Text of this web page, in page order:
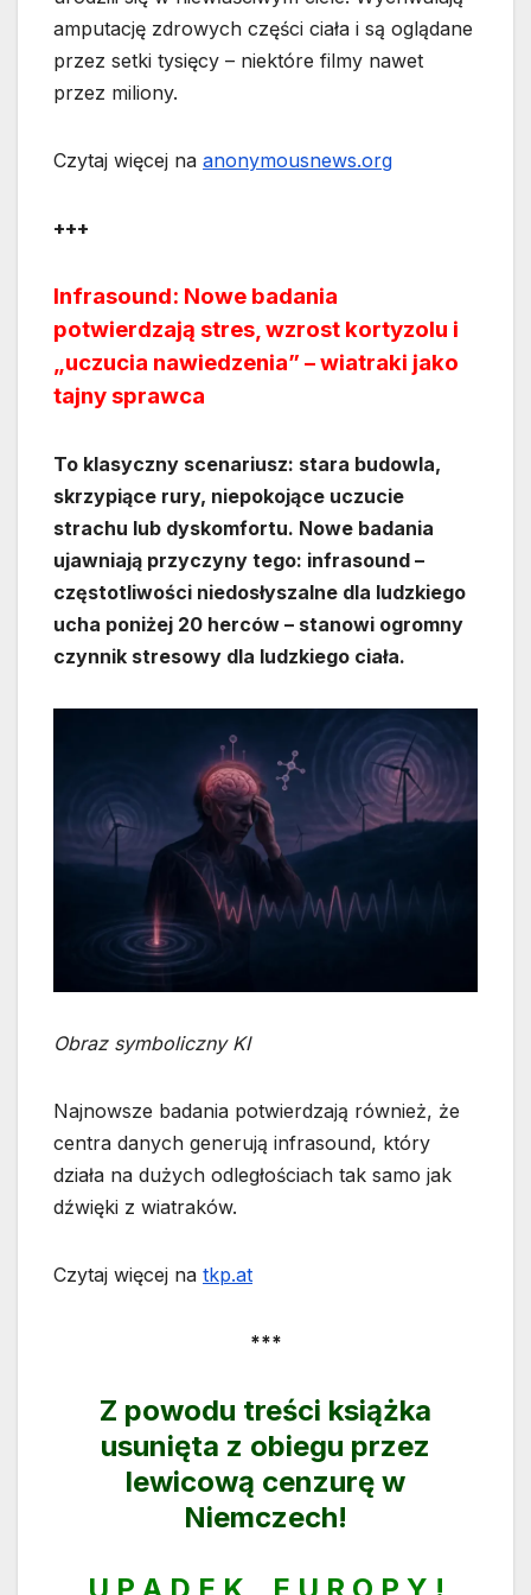
amputację zdrowych części ciała i są oglądane
przez setki tysięcy – niektóre filmy nawet
przez miliony.
Czytaj więcej na anonymousnews.org
+++
Infrasound: Nowe badania
potwierdzają stres, wzrost kortyzolu i
„uczucia nawiedzenia” – wiatraki jako
tajny sprawca
To klasyczny scenariusz: stara budowla,
skrzypiące rury, niepokojące uczucie
strachu lub dyskomfortu. Nowe badania
ujawniają przyczyny tego: infrasound –
częstotliwości niedosłyszalne dla ludzkiego
ucha poniżej 20 herców – stanowi ogromny
czynnik stresowy dla ludzkiego ciała.
Obraz symboliczny KI
Najnowsze badania potwierdzają również, że
centra danych generują infrasound, który
działa na dużych odległościach tak samo jak
dźwięki z wiatraków.
Czytaj więcej na tkp.at
***
Z powodu treści książka
usunięta z obiegu przez
lewicową cenzurę w
Niemczech!